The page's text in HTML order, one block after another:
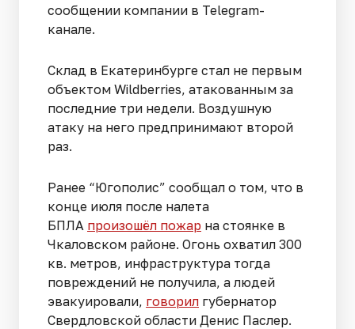
сообщении компании в Telegram-
канале.
Склад в Екатеринбурге стал не первым
объектом Wildberries, атакованным за
последние три недели. Воздушную
атаку на него предпринимают второй
раз.
Ранее “Югополис” сообщал о том, что в
конце июля после налета
БПЛА произошёл пожар на стоянке в
Чкаловском районе. Огонь охватил 300
кв. метров, инфраструктура тогда
повреждений не получила, а людей
эвакуировали, говорил губернатор
Свердловской области Денис Паслер.